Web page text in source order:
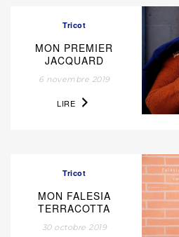
Tricot
MON PREMIER
JACQUARD
6 novembre 2019
LIRE
Tricot
MON FALESIA
TERRACOTTA
30 octobre 2019